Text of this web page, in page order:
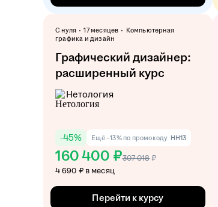
С нуля 17 месяцев
Компьютерная
графика и дизайн
Графический дизайнер:
расширенный курс
Нетология
-45% Ещё −13% по промокоду HH13
160 400 ₽307 018 ₽
4 690 ₽ в месяц
Перейти к курсу